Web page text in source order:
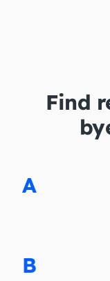
Find
A
B